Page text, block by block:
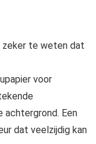
zeker te weten dat
voor
achtergrond. Een
dat veelzijdig kan